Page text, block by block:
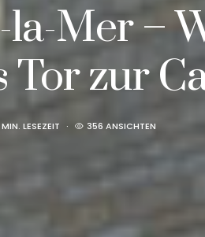
Mer –
Tor zur
LESEZEIT 356 ANSICHTEN